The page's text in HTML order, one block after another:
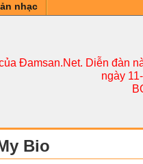
nhạc
Đamsan.Net. Diễn đàn
ngày
Bio